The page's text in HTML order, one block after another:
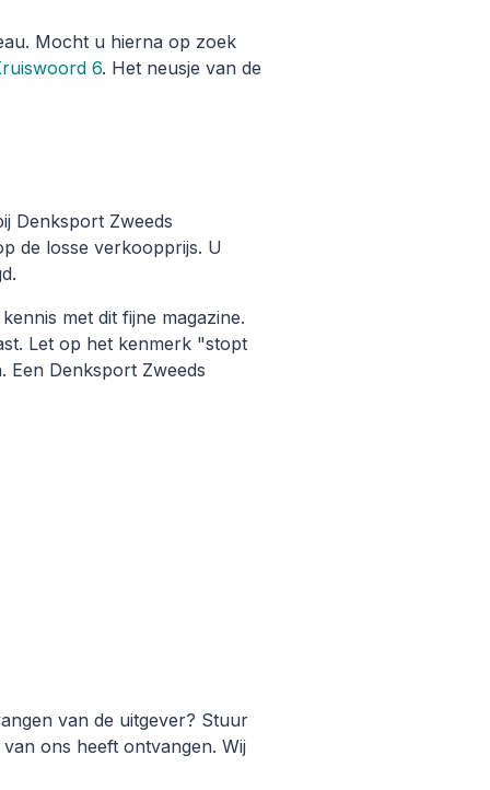
Mocht u hierna op zoek
6. Het neusje van de
Denksport Zweeds
de losse verkoopprijs. U
met dit fijne magazine.
Let op het kenmerk "stopt
Een Denksport Zweeds
van de uitgever? Stuur
ons heeft ontvangen. Wij